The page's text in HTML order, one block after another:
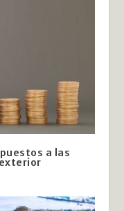
a las